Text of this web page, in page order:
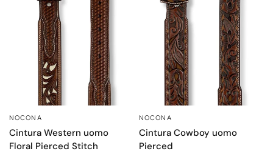
NOCONA
Cintura Western uomo
Floral Pierced Stitch
NOCONA
Cintura Cowboy uomo
Pierced